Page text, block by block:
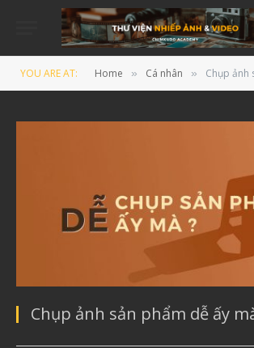
YOU ARE AT: Home » Cá nhân » Chụp ảnh
Chụp ảnh sản phẩm dễ ấy